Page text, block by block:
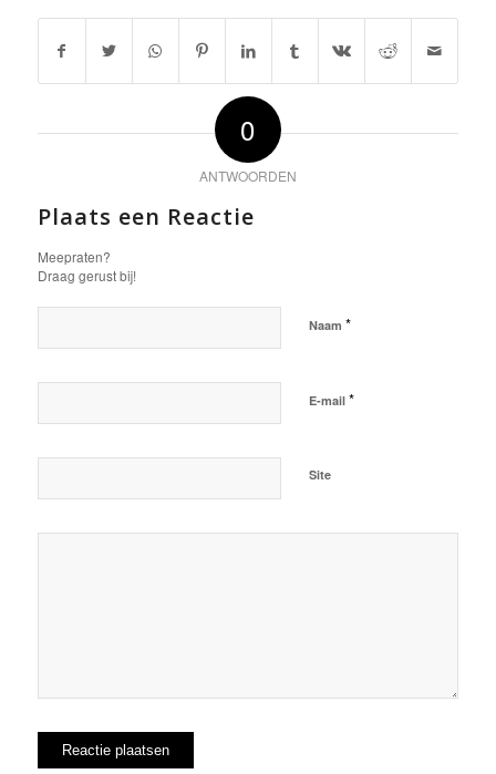
0
ANTWOORDEN
Plaats een Reactie
Meepraten?
Draag gerust bij!
Naam *
E-mail *
Site